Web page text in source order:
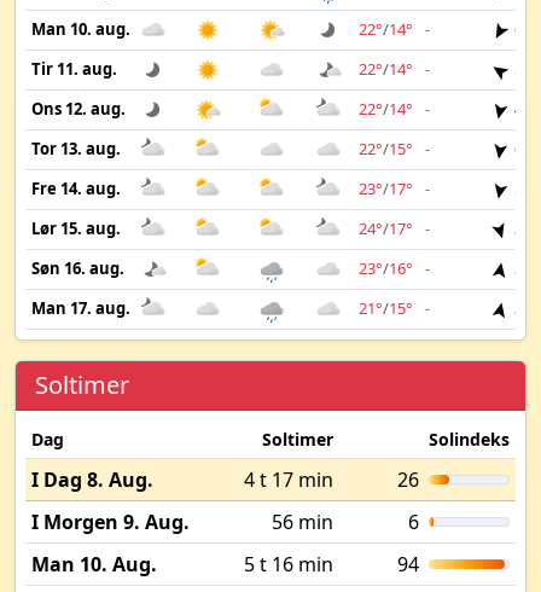
Man 10. aug.
22°/14° -
6
Tir 11. aug.
22°/14° -
5
Ons 12. aug.
22°/14° -
4
Tor 13. aug.
22°/15° -
6
Fre 14. aug.
23°/17° -
5
Lør 15. aug.
24°/17° -
3
Søn 16. aug.
23°/16° -
3
Man 17. aug.
21°/15° - 3
Soltimer
Dag Soltimer Solindeks
I Dag 8. Aug. 4 t 17 min
26
I Morgen 9. Aug.
56 min
6
Man 10. Aug.
5 t 16 min
94